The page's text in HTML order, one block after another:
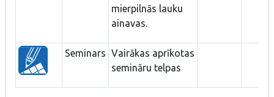
mierpilnās lauku
ainavas.
Seminars Vairākas aprīkotas
semināru telpas